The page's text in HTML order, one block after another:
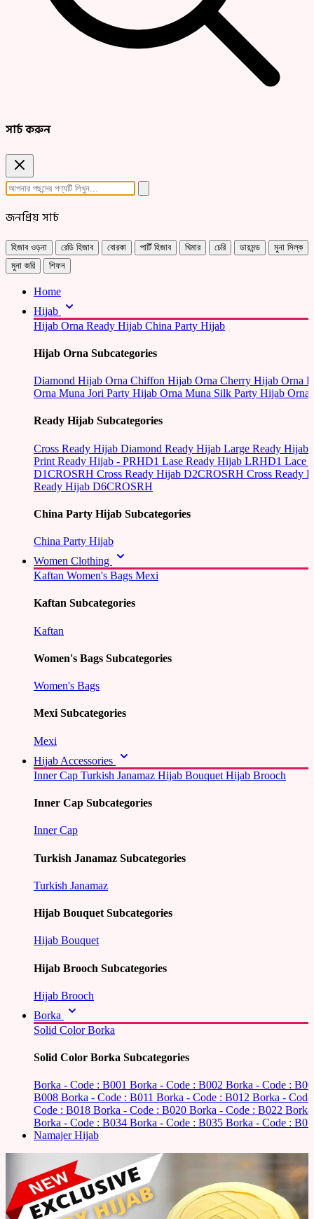
সার্চ করুন
জনপ্রিয় সার্চ
হিজাব ওড়না রেডি হিজাব বোরকা পার্টি হিজাব খিমার চেরি ডায়মন্ড
মুনা সিল্ক
মুনা জরি
শিফন
Home
Hijab
Hijab Orna Ready Hijab China Party Hijab
Hijab Orna Subcategories
Diamond Hijab Orna Chiffon Hijab Orna Cherry Hijab Orna
Orna Muna Jori Party Hijab Orna Muna Silk Party Hijab Orna
Ready Hijab Subcategories
Cross Ready Hijab Diamond Ready Hijab Large Ready Hijab
Print Ready Hijab - PRHD1 Lase Ready Hijab LRHD1 Lace
D1CROSRH Cross Ready Hijab D2CROSRH Cross Ready
Ready Hijab D6CROSRH
China Party Hijab Subcategories
China Party Hijab
Women Clothing
Kaftan Women's Bags Mexi
Kaftan Subcategories
Kaftan
Women's Bags Subcategories
Women's Bags
Mexi Subcategories
Mexi
Hijab Accessories
Inner Cap Turkish Janamaz Hijab Bouquet Hijab Brooch
Inner Cap Subcategories
Inner Cap
Turkish Janamaz Subcategories
Turkish Janamaz
Hijab Bouquet Subcategories
Hijab Bouquet
Hijab Brooch Subcategories
Hijab Brooch
Borka
Solid Color Borka
Solid Color Borka Subcategories
Borka - Code : B001 Borka - Code : B002 Borka - Code :
B008 Borka - Code : B011 Borka - Code : B012 Borka -
Code : B018 Borka - Code : B020 Borka - Code : B022
Borka - Code : B034 Borka - Code : B035 Borka - Code :
Namajer Hijab